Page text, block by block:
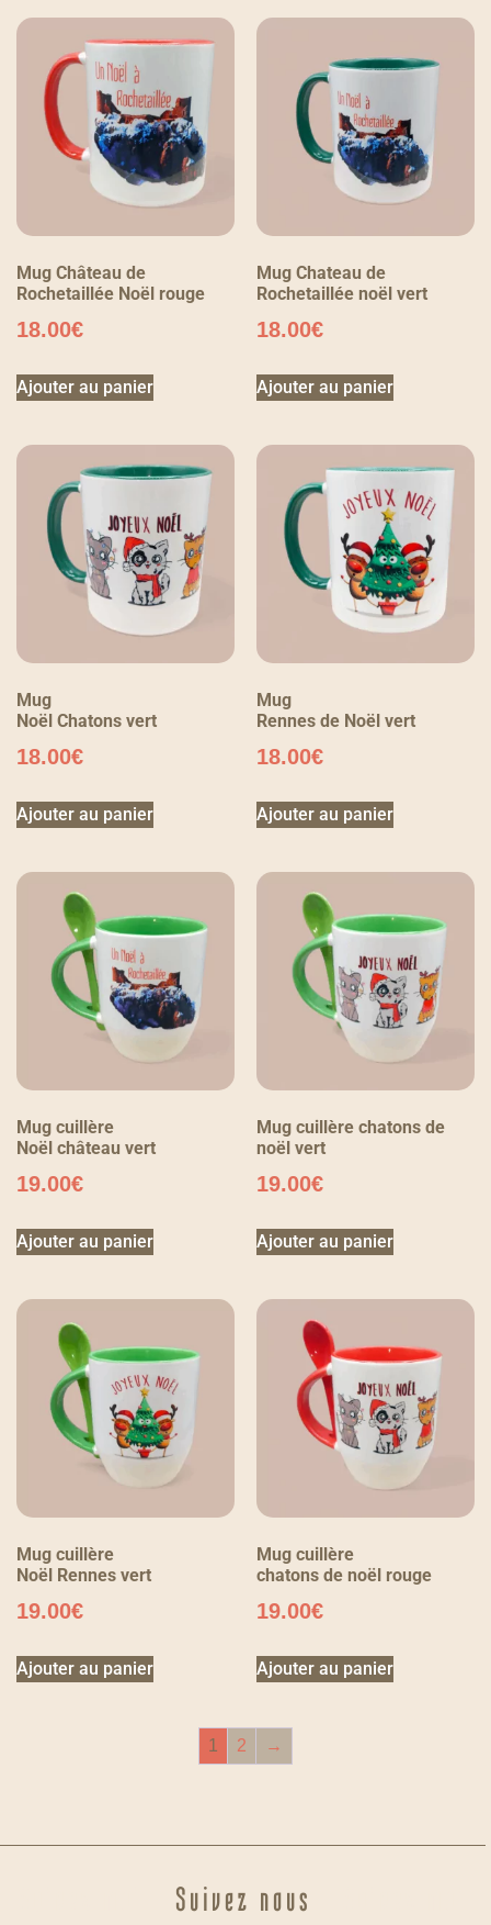
Mug Château de
Rochetaillée Noël rouge
18.00€
Ajouter au panier
Mug Chateau de
Rochetaillée noël vert
18.00€
Ajouter au panier
Mug
Noël Chatons vert
18.00€
Ajouter au panier
Mug
Rennes de Noël vert
18.00€
Ajouter au panier
Mug cuillère
Noël château vert
19.00€
Ajouter au panier
Mug cuillère chatons de
noël vert
19.00€
Ajouter au panier
Mug cuillère
Noël Rennes vert
19.00€
Ajouter au panier
Mug cuillère
chatons de noël rouge
19.00€
Ajouter au panier
1 2 →
Suivez nous